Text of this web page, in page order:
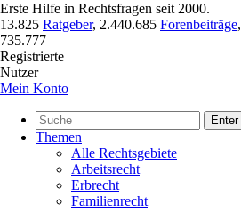
Erste Hilfe in Rechtsfragen seit 2000.
13.825 Ratgeber, 2.440.685 Forenbeiträge,
735.777
Registrierte
Nutzer
Mein Konto
Enter
Themen
Alle Rechtsgebiete
Arbeitsrecht
Erbrecht
Familienrecht